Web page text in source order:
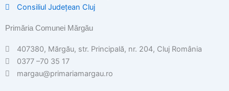
Consiliul Județean Cluj
Primăria Comunei Mărgău
407380, Mărgău, str. Principală, nr. 204, Cluj România
0377 –70 35 17
margau@primariamargau.ro